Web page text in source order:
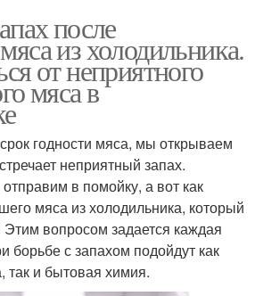
после
из холодильника.
от неприятного
мяса в
годности мяса, мы открываем
неприятный запах.
в помойку, а вот как
мяса из холодильника, который
Этим вопросом задается каждая
борьбе с запахом подойдут как
так и бытовая химия.